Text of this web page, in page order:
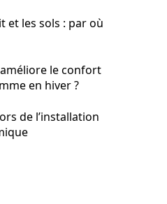
et les sols : par où
le confort
en hiver ?
de l’installation